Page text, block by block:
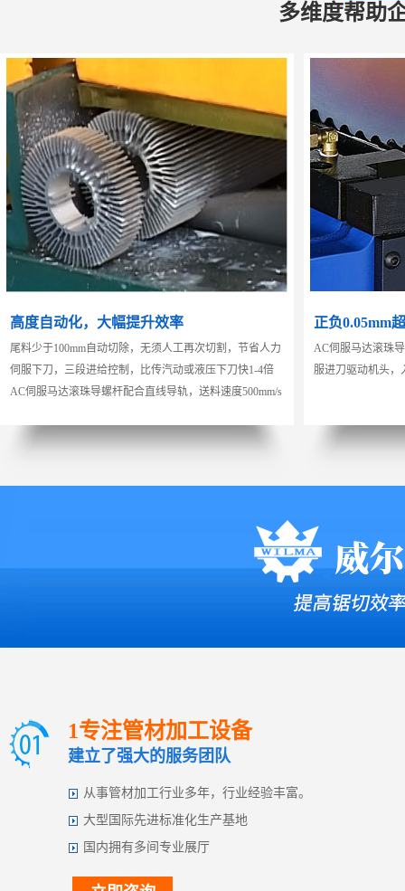
多维度帮助
高度自动化，大幅提升效率
尾料少于100mm自动切除，无须人工再次切割，节省人力
伺服下刀，三段进给控制，比传汽动或液压下刀快1-4倍
AC伺服马达滚珠导螺杆配合直线导轨，送料速度500mm/s
正负0.05mm
AC伺服马达滚珠
服进刀驱动机头，
1专注管材加工设备
建立了强大的服务团队
从事管材加工行业多年，行业经验丰富。
大型国际先进标准化生产基地
国内拥有多间专业展厅